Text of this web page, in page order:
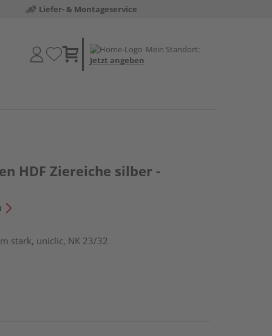
Liefer- & Montageservice
Mein Standort:
Jetzt angeben
HDF Ziereiche silber -
stark, uniclic, NK 23/32